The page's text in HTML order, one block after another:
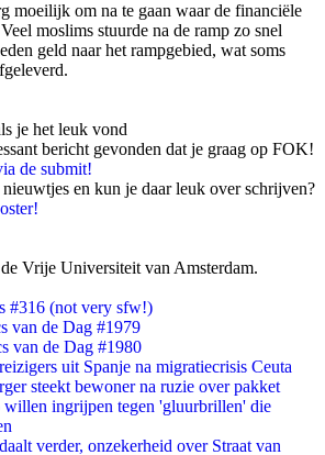
moeilijk om na te gaan waar de financiële
moslims stuurde na de ramp zo snel
geld naar het rampgebied, wat soms
je het leuk vond
bericht gevonden dat je graag op FOK!
de submit!
en kun je daar leuk over schrijven?
Vrije Universiteit van Amsterdam.
#316 (not very sfw!)
van de Dag #1979
van de Dag #1980
uit Spanje na migratiecrisis Ceuta
steekt bewoner na ruzie over pakket
ingrijpen tegen 'gluurbrillen' die
verder, onzekerheid over Straat van